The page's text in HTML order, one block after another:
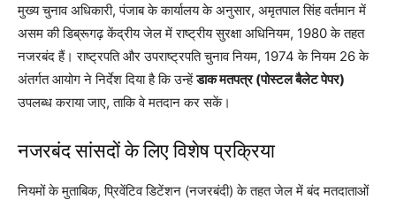
मुख्य चुनाव अधिकारी, पंजाब के कार्यालय के अनुसार, अमृतपाल सिंह वर्तमान में
असम की डिब्रूगढ़ केंद्रीय जेल में राष्ट्रीय सुरक्षा अधिनियम, 1980 के तहत
नजरबंद हैं। राष्ट्रपति और उपराष्ट्रपति चुनाव नियम, 1974 के नियम 26 के
अंतर्गत आयोग ने निर्देश दिया है कि उन्हेंडाक मतपत्र (पोस्टल बैलेट पेपर)
उपलब्ध कराया जाए, ताकि वे मतदान कर सकें।
नजरबंद सांसदों के लिए विशेष प्रक्रिया
नियमों के मुताबिक, प्रिवेंटिव डिटेंशन (नजरबंदी) के तहत जेल में बंद मतदाताओं